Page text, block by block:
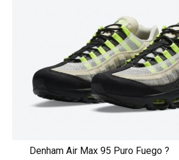
Denham Air Max 95 Puro Fuego ?